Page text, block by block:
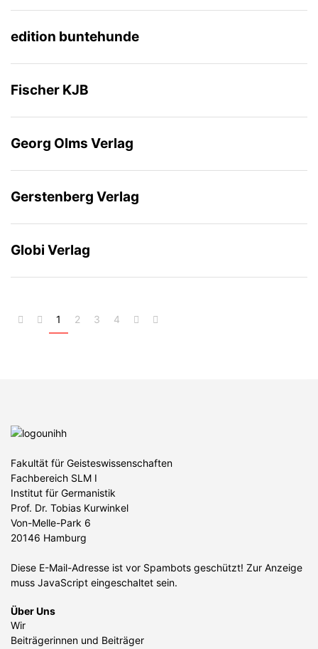
edition buntehunde
Fischer KJB
Georg Olms Verlag
Gerstenberg Verlag
Globi Verlag
1 2 3 4
Fakultät für Geisteswissenschaften
Fachbereich SLM I
Institut für Germanistik
Prof. Dr. Tobias Kurwinkel
Von-Melle-Park 6
20146 Hamburg
Diese E-Mail-Adresse ist vor Spambots geschützt! Zur Anzeige
muss JavaScript eingeschaltet sein.
Über Uns
Wir
Beiträgerinnen und Beiträger